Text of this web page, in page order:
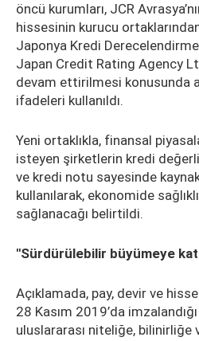
öncü kurumları, JCR
hissesinin kurucu
Japonya Kredi
Japan Credit Rating Agency
devam ettirilmesi konusunda
ifadeleri kullanıldı.
Yeni ortaklıkla, finansal
isteyen şirketlerin kredi
ve kredi notu sayesinde
kullanılarak, ekonomide
sağlanacağı belirtildi.
"Sürdürülebilir büyümeye
Açıklamada, pay, devir ve
28 Kasım 2019’da
uluslararası niteliğe, bilinirliğe